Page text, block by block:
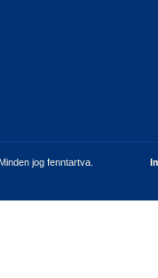
jog fenntartva.